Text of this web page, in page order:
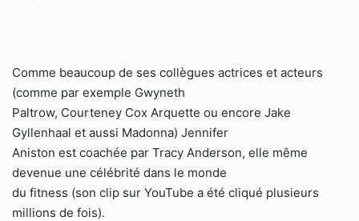
Comme beaucoup de ses collègues actrices et acteurs
(comme par exemple Gwyneth
Paltrow, Courteney Cox Arquette ou encore Jake
Gyllenhaal et aussi Madonna) Jennifer
Aniston est coachée par Tracy Anderson, elle même
devenue une célébrité dans le monde
du fitness (son clip sur YouTube a été cliqué plusieurs
millions de fois).